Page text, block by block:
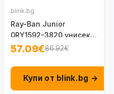
blink.bg
Ray-Ban Junior
0RY1592-3820 унисекс
6-8 г.
57.09€86.92€
Купи от blink.bg →